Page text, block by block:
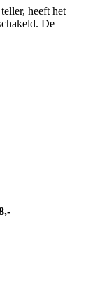
heeft het
De